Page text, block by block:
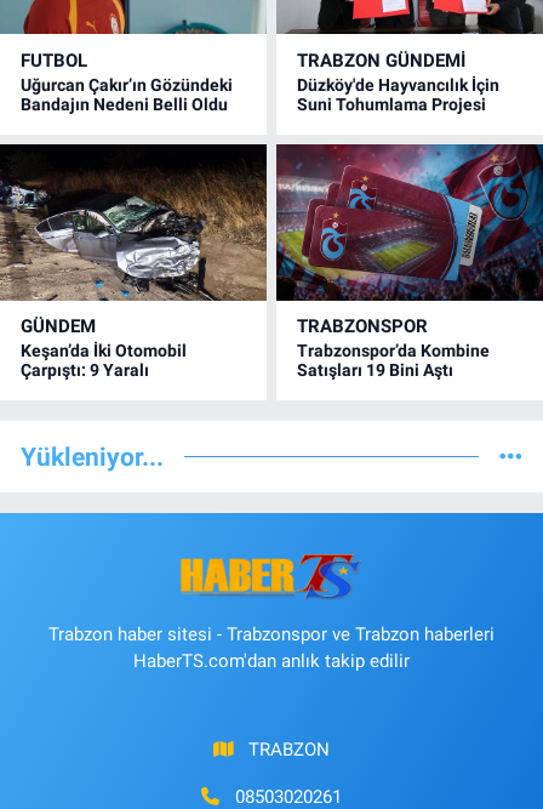
FUTBOL
Uğurcan Çakır’ın Gözündeki
Bandajın Nedeni Belli Oldu
TRABZON GÜNDEMİ
Düzköy'de Hayvancılık İçin
Suni Tohumlama Projesi
GÜNDEM
Keşan’da İki Otomobil
Çarpıştı: 9 Yaralı
TRABZONSPOR
Trabzonspor’da Kombine
Satışları 19 Bini Aştı
Yükleniyor...
Trabzon haber sitesi - Trabzonspor ve Trabzon haberleri
HaberTS.com'dan anlık takip edilir
TRABZON
08503020261